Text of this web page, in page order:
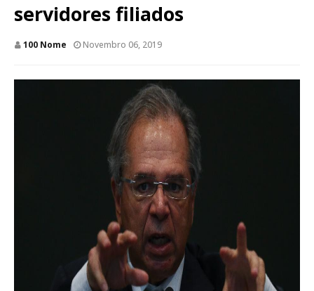
servidores filiados
100 Nome Novembro 06, 2019